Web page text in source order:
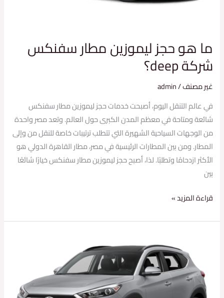
ما هو حجز ليموزين مطار سفنكس
شركة deep؟
غير مصنف/
admin
في عالم التنقل اليوم، أصبحت خدمات حجز ليموزين مطار سفنكس
شائعة ومتاحة في معظم المدن الكبرى حول العالم. وتعد مصر واحدة
من الوجهات السياحية الشهيرة التي تتطلب ترتيبات خاصة للنقل من وإلى
المطار. ومن بين المطارات الرئيسية في مصر، مطار القاهرة الدولي هو
الأكثر ازدحامًا وتطلبًا. لذا، أصبح حجز ليموزين مطار سفنكس خيارًا شائعًا
بين
قراءة المزيد »
الساحل
الشمالي
شركة